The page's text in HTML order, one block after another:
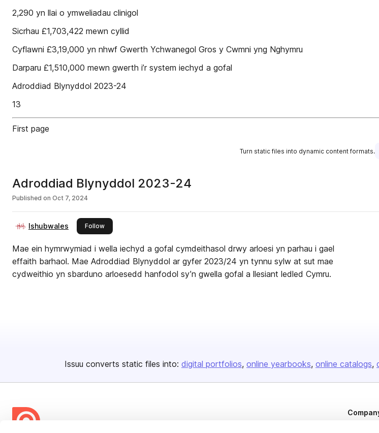
2,290 yn llai o ymweliadau clinigol
Sicrhau £1,703,422 mewn cyllid
Cyflawni £3,19,000 yn nhwf Gwerth Ychwanegol Gros y Cwmni yng Nghymru
Darparu £1,510,000 mewn gwerth i’r system iechyd a gofal
Adroddiad Blynyddol 2023-24
13
First page
Turn static files into dynamic content formats.
Adroddiad Blynyddol 2023-24
Published on Oct 7, 2024
lshubwales Followthis publisher
Mae ein hymrwymiad i wella iechyd a gofal cymdeithasol drwy arloesi yn parhau i gael
effaith barhaol. Mae Adroddiad Blynyddol ar gyfer 2023/24 yn tynnu sylw at sut mae
cydweithio yn sbarduno arloesedd hanfodol sy’n gwella gofal a llesiant ledled Cymru.
Issuu converts static files into: digital portfolios online yearbooks online catalogs